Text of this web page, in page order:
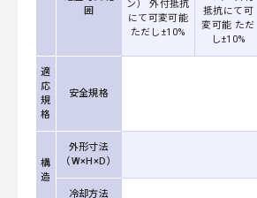
囲
ン） 外付抵抗
にて可変可能
ただし±10%
抵抗にて可
変可能 ただ
し±10%
適
応
規
格
安全規格
構
造
外形寸法
（W×H×D）
冷却方法